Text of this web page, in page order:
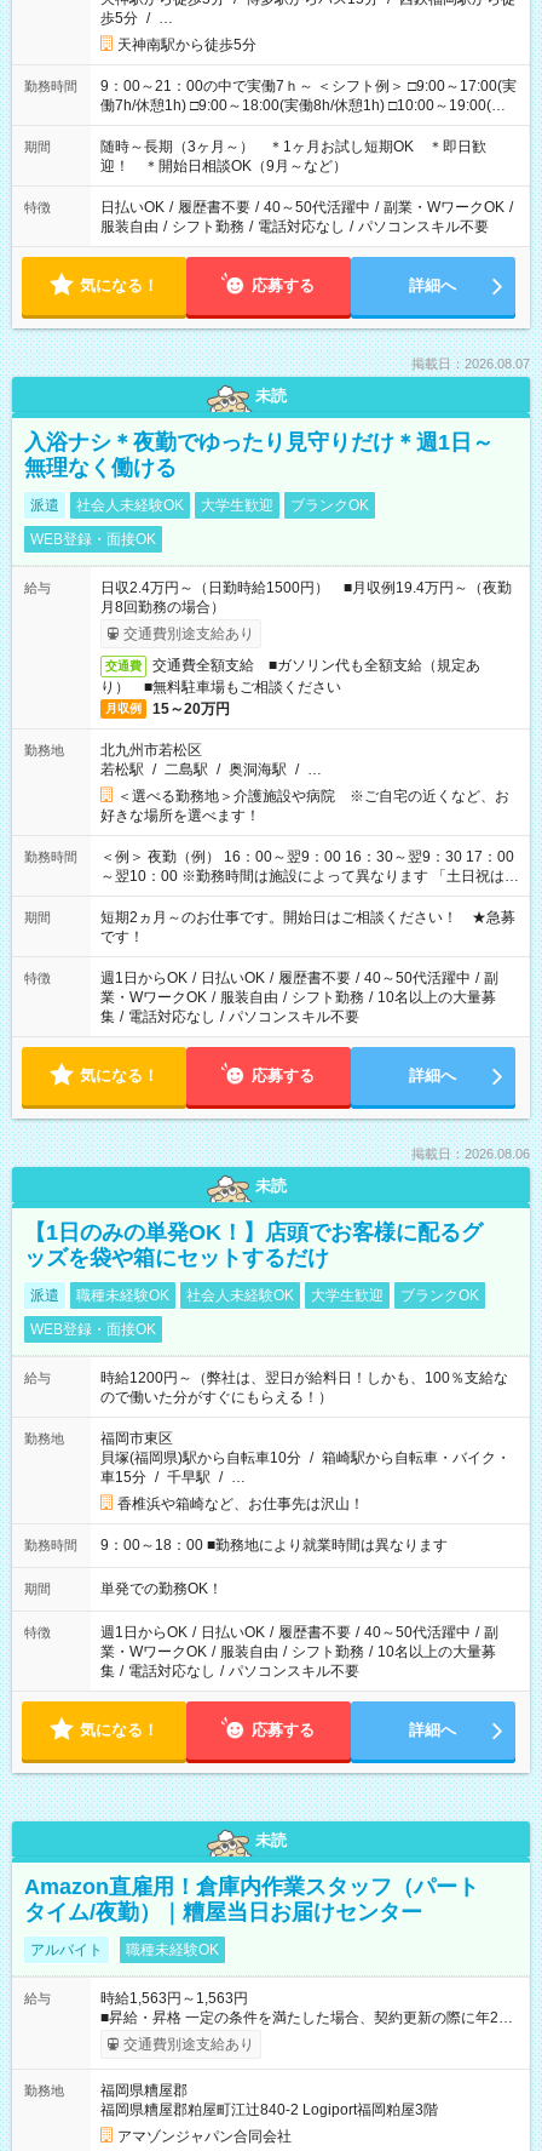
歩5分 / …
天神南駅から徒歩5分
勤務時間
9：00～21：00の中で実働7ｈ～ ＜シフト例＞ □9:00～17:00(実
働7h/休憩1h) □9:00～18:00(実働8h/休憩1h) □10:00～19:00(実
働8h/休憩1h) □11:00～20:00(実働8h/休憩1h) □12:00～20:00(実
働7h/休憩1h) □12:00～21:00(実働7h/休憩1h) ＊固定OK ＊選べ
る時間帯！
期間
随時～長期（3ヶ月～） ＊1ヶ月お試し短期OK ＊即日歓
迎！ ＊開始日相談OK（9月～など）
特徴 日払いOK / 履歴書不要 / 40～50代活躍中 / 副業・WワークOK /
服装自由 / シフト勤務 / 電話対応なし / パソコンスキル不要
気になる！ 応募する 詳細へ
掲載日：2026.08.07
未読
入浴ナシ＊夜勤でゆったり見守りだけ＊週1日～
無理なく働ける
派遣 社会人未経験OK 大学生歓迎
ブランクOK
WEB登録・面接OK
給与
日収2.4万円～（日勤時給1500円） ■月収例19.4万円～（夜勤
月8回勤務の場合）
交通費別途支給あり
交通費
交通費全額支給 ■ガソリン代も全額支給（規定あ
り） ■無料駐車場もご相談ください
月収例 15～20万円
勤務地
北九州市若松区
若松駅 / 二島駅 / 奥洞海駅 / …
＜選べる勤務地＞介護施設や病院 ※ご自宅の近くなど、お
好きな場所を選べます！
勤務時間
＜例＞ 夜勤（例） 16：00～翌9：00 16：30～翌9：30 17：00
～翌10：00 ※勤務時間は施設によって異なります 「土日祝は休
みたい」 「しっかり稼ぎたい」 「もう少し遅い時間から始めた
い」など ご希望にあったお仕事をご案内いたします。 ※未経験
の方の場合は1～2ヶ月間は日中での仕事を経験いただき、 お
仕事に慣れてからの夜勤になります。 ★家庭の都合でお休みが
必要な場合も遠慮なくご相談ください。
期間
短期2ヵ月～のお仕事です。開始日はご相談ください！ ★急募
です！
特徴 週1日からOK / 日払いOK / 履歴書不要 / 40～50代活躍中 / 副
業・WワークOK / 服装自由 / シフト勤務 / 10名以上の大量募
集 / 電話対応なし / パソコンスキル不要
気になる！ 応募する 詳細へ
掲載日：2026.08.06
未読
【1日のみの単発OK！】店頭でお客様に配るグ
ッズを袋や箱にセットするだけ
派遣 職種未経験OK 社会人未経験OK 大学生歓迎
ブランクOK
WEB登録・面接OK
給与
時給1200円～（弊社は、翌日が給料日！しかも、100％支給な
ので働いた分がすぐにもらえる！）
勤務地
福岡市東区
貝塚(福岡県)駅から自転車10分 / 箱崎駅から自転車・バイク・
車15分 / 千早駅 / …
香椎浜や箱崎など、お仕事先は沢山！
勤務時間 9：00～18：00 ■勤務地により就業時間は異なります
期間 単発での勤務OK！
特徴 週1日からOK / 日払いOK / 履歴書不要 / 40～50代活躍中 / 副
業・WワークOK / 服装自由 / シフト勤務 / 10名以上の大量募
集 / 電話対応なし / パソコンスキル不要
気になる！ 応募する 詳細へ
未読
Amazon直雇用！倉庫内作業スタッフ（パート
タイム/夜勤）｜糟屋当日お届けセンター
アルバイト 職種未経験OK
給与
時給1,563円～1,563円
■昇給・昇格 一定の条件を満たした場合、契約更新の際に年2回
まで昇給の機会があります。 ■正社員登用制度あり ※月末締/翌
月25日支払い ※時間外手当、別途支給 ※深夜割増賃金 (22:00～
☆Amazon直雇用で安定して働けます！ 【試用期間】試用期間
あり 試用期間の長さ：1週間 雇用形態、給与は本採用時と同じ
です。
交通費別途支給あり
勤務地
福岡県糟屋郡
福岡県糟屋郡粕屋町江辻840-2 Logiport福岡粕屋3階
アマゾンジャパン合同会社